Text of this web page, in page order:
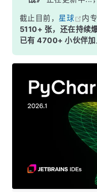
截止目前， 星球 内
5110+ 张，还在持续
已有 4700+ 小伙伴加